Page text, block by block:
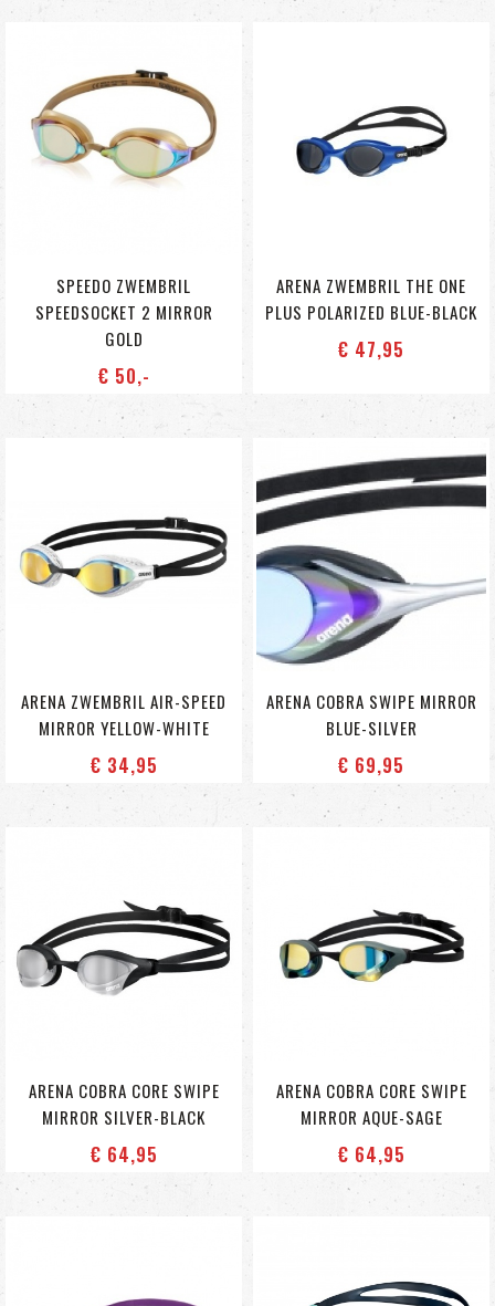
SPEEDO ZWEMBRIL
SPEEDSOCKET 2 MIRROR
GOLD
€ 50,-
ARENA ZWEMBRIL THE ONE
PLUS POLARIZED BLUE-BLACK
€ 47,95
ARENA ZWEMBRIL AIR-SPEED
MIRROR YELLOW-WHITE
€ 34,95
ARENA COBRA SWIPE MIRROR
BLUE-SILVER
€ 69,95
ARENA COBRA CORE SWIPE
MIRROR SILVER-BLACK
€ 64,95
ARENA COBRA CORE SWIPE
MIRROR AQUE-SAGE
€ 64,95